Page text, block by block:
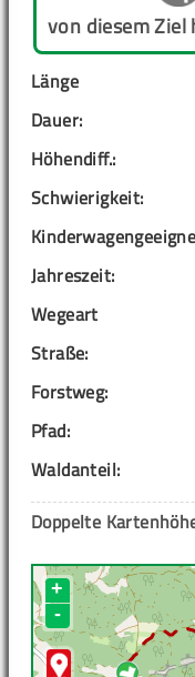
von diesem Ziel
Länge
Dauer:
Höhendiff.:
Schwierigkeit:
Jahreszeit:
Wegeart
Straße:
Forstweg:
Pfad:
Waldanteil:
Doppelte
+
-